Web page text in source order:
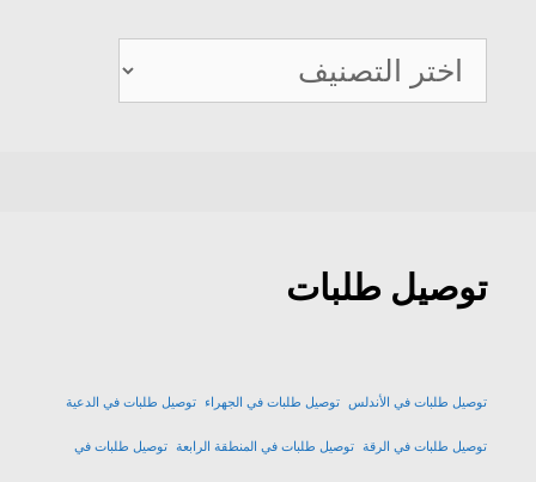
كيو
ديلفيري
توصيل طلبات
توصيل طلبات في الأندلس توصيل طلبات في الجهراء توصيل طلبات في الدعية
توصيل طلبات في الرقة توصيل طلبات في المنطقة الرابعة توصيل طلبات في